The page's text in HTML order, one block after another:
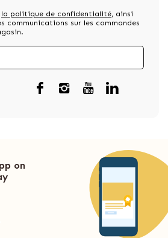
la politique de confidentialité, ainsi
communications sur les commandes
on